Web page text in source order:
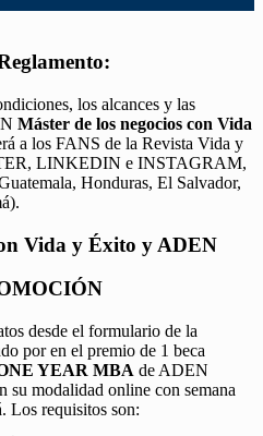
los alcances y las
Máster de los negocios con Vida
a los FANS de la Revista Vida y
LINKEDIN e INSTAGRAM,
Honduras, El Salvador,
Vida y Éxito y ADEN
desde el formulario de la
por en el premio de 1 beca
YEAR MBA de ADEN
su modalidad online con semana
Los requisitos son: